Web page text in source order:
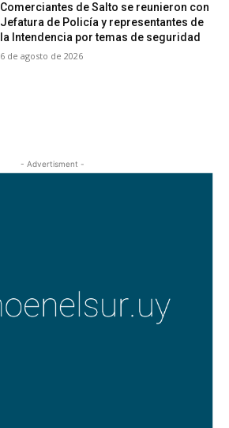
Comerciantes de Salto se reunieron con
Jefatura de Policía y representantes de
la Intendencia por temas de seguridad
6 de agosto de 2026
- Advertisment -